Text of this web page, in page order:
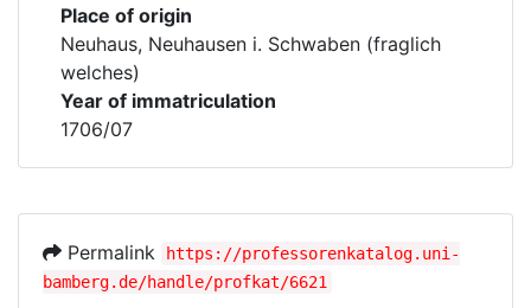
Place of origin
Neuhaus, Neuhausen i. Schwaben (fraglich
welches)
Year of immatriculation
1706/07
Permalink
https://professorenkatalog.uni-
bamberg.de/handle/profkat/6621